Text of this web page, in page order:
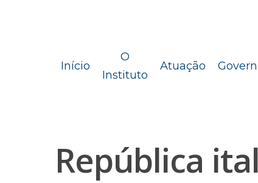
Pressione Enter para pesquisar ou
Início
O
Instituto
Atuação
República